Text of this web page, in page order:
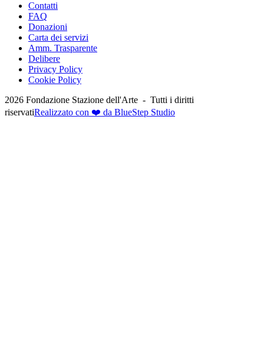
Contatti
FAQ
Donazioni
Carta dei servizi
Amm. Trasparente
Delibere
Privacy Policy
Cookie Policy
2026 Fondazione Stazione dell'Arte - Tutti i diritti
riservatiRealizzato con ❤️ da BlueStep Studio